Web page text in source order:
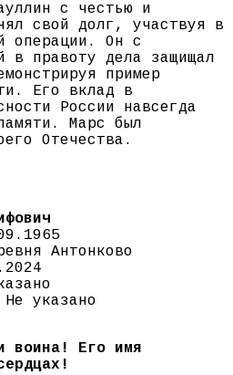
с честью и
свой долг, участвуя в
операции. Он с
в правоту дела защищал
пример
Его вклад в
России навсегда
Марс был
Отечества.
Антонково
указано
воина! Его имя